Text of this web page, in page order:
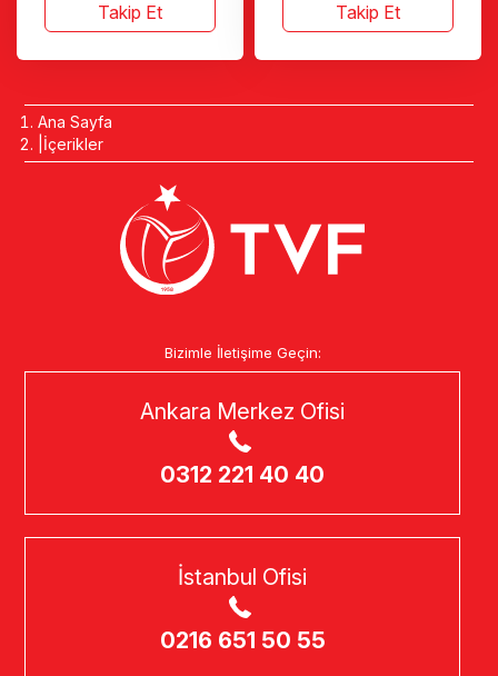
Takip Et Takip Et
Ana Sayfa
İçerikler
Bizimle İletişime Geçin:
Ankara Merkez Ofisi
0312 221 40 40
İstanbul Ofisi
0216 651 50 55